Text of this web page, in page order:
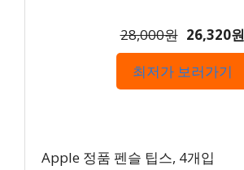
28,000원 26,320원
최저가 보러가기
Apple 정품 펜슬 팁스, 4개입